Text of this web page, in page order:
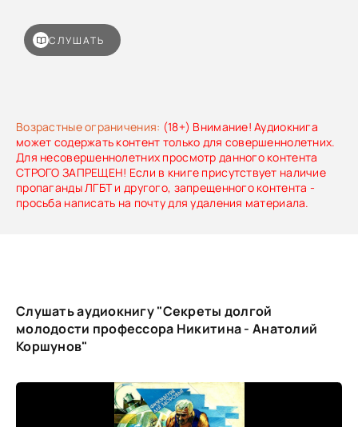
Возрастные ограничения: (18+) Внимание! Аудиокнига
может содержать контент только для совершеннолетних.
Для несовершеннолетних просмотр данного контента
СТРОГО ЗАПРЕЩЕН! Если в книге присутствует наличие
пропаганды ЛГБТ и другого, запрещенного контента -
просьба написать на почту для удаления материала.
СЛУШАТЬ
Слушать аудиокнигу "Секреты долгой
молодости профессора Никитина - Анатолий
Коршунов"